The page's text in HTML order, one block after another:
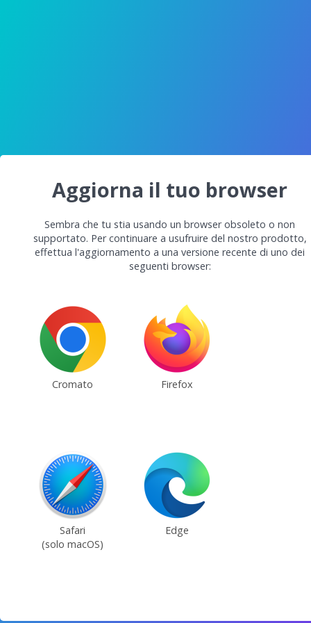
Aggiorna il tuo browser
Sembra che tu stia usando un browser obsoleto o non
supportato. Per continuare a usufruire del nostro prodotto,
effettua l'aggiornamento a una versione recente di uno dei
seguenti browser:
Cromato Firefox
Safari
(solo macOS)
Edge